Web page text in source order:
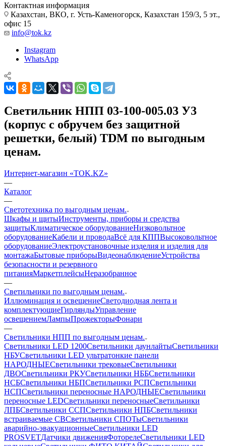
Контактная информация
Казахстан, ВКО, г. Усть-Каменогорск, Казахстан 159/3, 5 эт.,
офис 15
info@tok.kz
Instagram
WhatsApp
Светильник НПП 03-100-005.03 У3
(корпус с обручем без защитной
решетки, белый) TDM по выгодным
ценам.
Интернет-магазин «TOK.KZ»
—
Каталог
—
Светотехника по выгодным ценам.
Шкафы и щитыИнструменты, приборы и средства
защитыКлиматическое оборудованиеНизковольтное
оборудованиеКабели и проводаВсё для КППВысоковольтное
оборудованиеЭлектроустановочные изделия и изделия для
монтажаБытовые приборыВидеонаблюдениеУстройства
безопасности и резервного
питанияМаркетплейсыНеразобранное
—
Светильники по выгодным ценам.
Иллюминация и освещениеСветодиодная лента и
комплектующиеГирляндыУправление
освещениемЛампыПрожекторыФонари
—
Светильники НПП по выгодным ценам.
Светильники LED 1200Светильники даунлайтыСветильники
НБУСветильники LED ультратонкие панели
НАРОДНЫЕСветильники трековыеСветильники
ДВОСветильники РКУСветильники НББСветильники
НСБСветильники НБПСветильники РСПСветильники
НСПСветильники переносные НАРОДНЫЕСветильники
переносные LEDСветильники переносныеСветильники
ЛПБСветильники ССПСветильники НПБСветильники
встраиваемые СВСветильники СПОТыСветильники
аварийно-эвакуационныеСветильники LED
PROSVETДатчики движенияФоторелеСветильники LED